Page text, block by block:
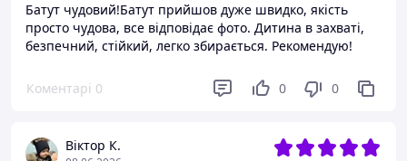
Батут чудовий!Батут прийшов дуже швидко, якість
просто чудова, все відповідає фото. Дитина в захваті,
безпечний, стійкий, легко збирається. Рекомендую!
Коментарі 0 0 0
Віктор К.